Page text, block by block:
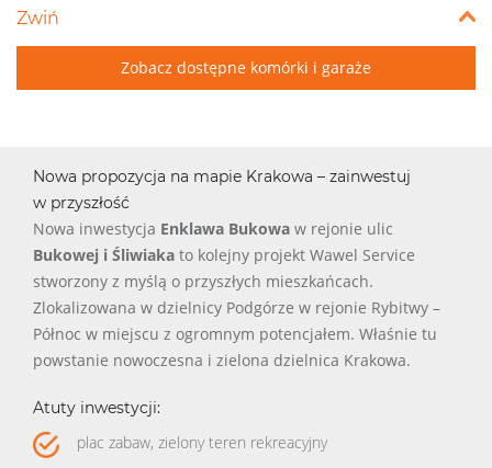
Zwiń
Zobacz dostępne komórki i garaże
Nowa propozycja na mapie Krakowa – zainwestuj
w przyszłość
Nowa inwestycja Enklawa Bukowa w rejonie ulic
Bukowej i Śliwiaka to kolejny projekt Wawel Service
stworzony z myślą o przyszłych mieszkańcach.
Zlokalizowana w dzielnicy Podgórze w rejonie Rybitwy –
Północ w miejscu z ogromnym potencjałem. Właśnie tu
powstanie nowoczesna i zielona dzielnica Krakowa.
Atuty inwestycji:
plac zabaw, zielony teren rekreacyjny